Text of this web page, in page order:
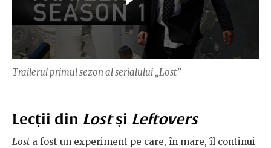
Trailerul primul sezon al serialului „Lost”
Lecții din Lostși Leftovers
Losta fost un experiment pe care, în mare, îl continui